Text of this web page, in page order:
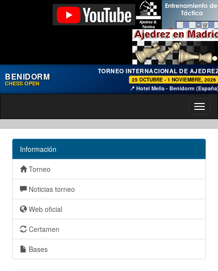
BENIDORM
CHESS OPEN
TORNEO INTERNACIONAL DE
25 OCTUBRE - 1 NOVIEMBRE, 2026
📍 Hotel Melia - Benidorm
Información
Torneo
Noticias torneo
Web oficial
Certamen
Bases